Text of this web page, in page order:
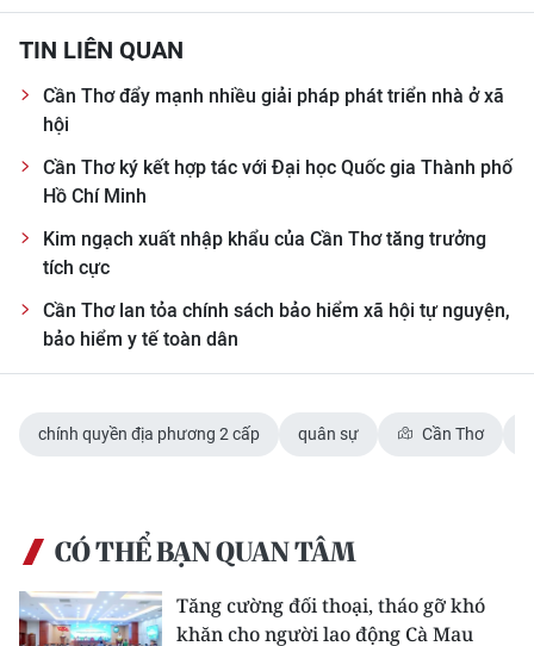
TIN LIÊN QUAN
Cần Thơ đẩy mạnh nhiều giải pháp phát triển nhà ở xã
hội
Cần Thơ ký kết hợp tác với Đại học Quốc gia Thành phố
Hồ Chí Minh
Kim ngạch xuất nhập khẩu của Cần Thơ tăng trưởng
tích cực
Cần Thơ lan tỏa chính sách bảo hiểm xã hội tự nguyện,
bảo hiểm y tế toàn dân
chính quyền địa phương 2 cấp quân sự Cần Thơ
CÓ THỂ BẠN QUAN TÂM
Tăng cường đối thoại, tháo gỡ khó
khăn cho người lao động Cà Mau